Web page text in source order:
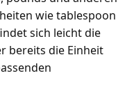
wie tablespoon
sich leicht die
bereits die Einheit